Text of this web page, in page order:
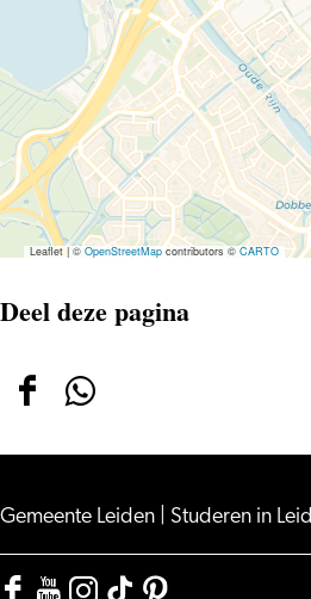
Leaflet|©OpenStreetMapcontributors ©CARTO
Deel deze pagina
Deel
op
Facebook
Deel
op
WhatsApp
Gemeente Leiden Studeren in